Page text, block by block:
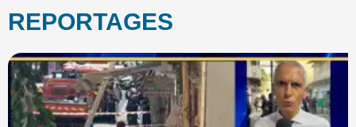
REPORTAGES